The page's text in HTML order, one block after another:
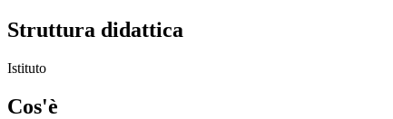
Struttura didattica
Istituto
Cos'è